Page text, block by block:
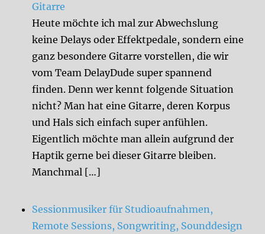
Gitarre
Heute möchte ich mal zur Abwechslung
keine Delays oder Effektpedale, sondern eine
ganz besondere Gitarre vorstellen, die wir
vom Team DelayDude super spannend
finden. Denn wer kennt folgende Situation
nicht? Man hat eine Gitarre, deren Korpus
und Hals sich einfach super anfühlen.
Eigentlich möchte man allein aufgrund der
Haptik gerne bei dieser Gitarre bleiben.
Manchmal […]
Sessionmusiker für Studioaufnahmen,
Remote Sessions, Songwriting, Sounddesign